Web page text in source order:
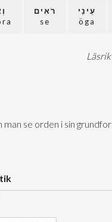
עֵינֵי
öga
רֹאִים
se
se orden i sin